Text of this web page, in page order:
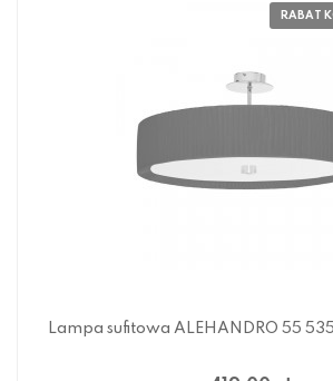
Lampa sufitowa ALEHANDRO 55